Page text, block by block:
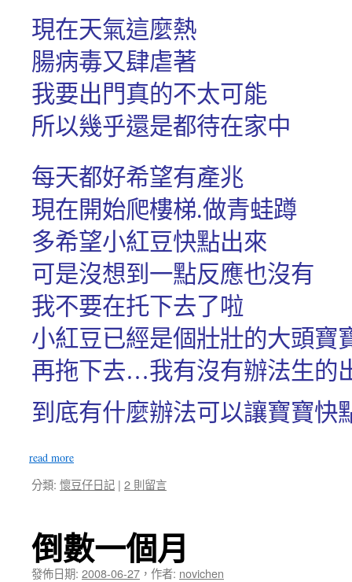
現在天氣這麼熱
腸病毒又肆虐著
我要出門真的不太可能
所以幾乎還是都待在家中
每天都好希望有產兆
現在開始爬樓梯.做青蛙蹲
多希望小紅豆快點出來
可是沒想到一點反應也沒有
我不要在托下去了啦
小紅豆已經是個壯壯的大頭寶
再拖下去…我有沒有辦法生的
到底有什麼辦法可以讓寶寶快
read more
分類: 懷豆仔日記 | 2 則留言
倒數一個月
發佈日期: 2008-06-27 ， 作者: novichen